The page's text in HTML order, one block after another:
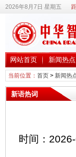
2026年8月7日 星期五
网站首页 新闻热点
当前位置： 首页> 新闻热
新语热词
时间：